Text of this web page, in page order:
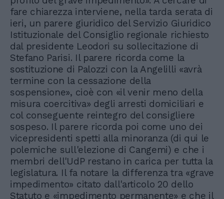
fare chiarezza interviene, nella tarda serata di
ieri, un parere giuridico del Servizio Giuridico
Istituzionale del Consiglio regionale richiesto
dal presidente Leodori su sollecitazione di
Stefano Parisi. Il parere ricorda come la
sostituzione di Palozzi con la Angelilli «avrà
termine con la cessazione della
sospensione», cioè con «il venir meno della
misura coercitiva» degli arresti domiciliari e
col conseguente reintegro del consigliere
sospeso. Il parere ricorda poi come uno dei
vicepresidenti spetti alla minoranza (di qui le
polemiche sull'elezione di Cangemi) e che i
membri dell'UdP restano in carica per tutta la
legislatura. Il fa notare la differenza tra «grave
impedimento» citato dall'articolo 20 dello
Statuto e «impedimento permanente» e che il